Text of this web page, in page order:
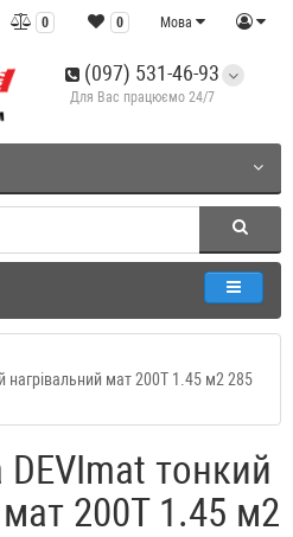
Мова
0
0
(097) 531-46-93
Для Вас працюємо 24/7
нагрівальний мат 200T 1.45 м2 285
DEVImat тонкий
200T 1.45 м2